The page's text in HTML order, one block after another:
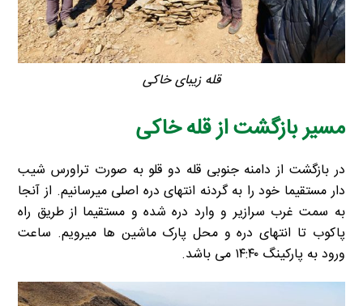
قله زیبای خاکی
مسیر بازگشت از قله خاکی
در بازگشت از دامنه جنوبی قله دو قلو به صورت تراورس شیب
دار مستقیما خود را به گردنه انتهای دره اصلی میرسانیم. از آنجا
به سمت غرب سرازیر و وارد دره شده و مستقیما از طریق راه
پاکوب تا انتهای دره و محل پارک ماشین ها میرویم. ساعت
ورود به پارکینگ ۱۴:۴۰ می باشد.